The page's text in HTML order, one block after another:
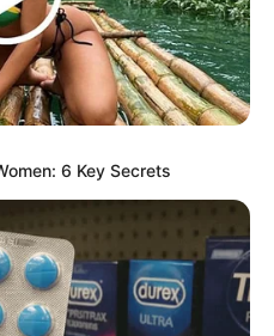
Lucu
6 Key Secrets